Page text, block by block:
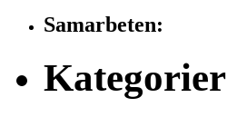
Samarbeten:
Kategorier